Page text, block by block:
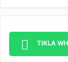
TIKLA